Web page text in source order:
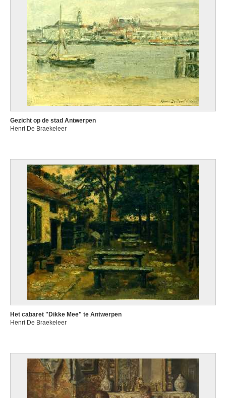
Gezicht op de stad Antwerpen
Henri De Braekeleer
Het cabaret "Dikke Mee" te Antwerpen
Henri De Braekeleer